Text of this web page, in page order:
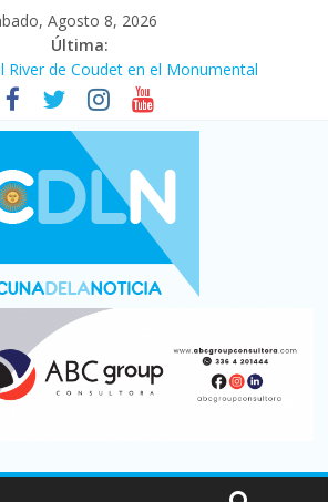
Agosto 8, 2026
Última:
de autos usados en julio: bajó un 12,6%
River de Coudet en el Monumental
su nivel más alto en dos décadas y ya
en Santa Fe
cerraron 41.000 kioscos: el sector
2001
con más movimiento y consumo
personas viajaron por el país, un 5,9%